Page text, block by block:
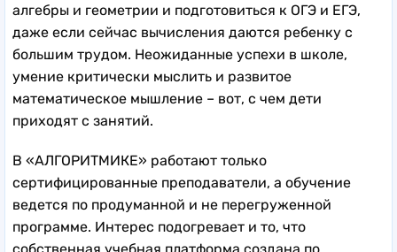
алгебры и геометрии и подготовиться к ОГЭ и ЕГЭ,
даже если сейчас вычисления даются ребенку с
большим трудом. Неожиданные успехи в школе,
умение критически мыслить и развитое
математическое мышление – вот, с чем дети
приходят с занятий.
В «АЛГОРИТМИКЕ» работают только
сертифицированные преподаватели, а обучение
ведется по продуманной и не перегруженной
программе. Интерес подогревает и то, что